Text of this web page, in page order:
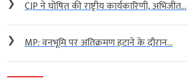
❯ CJP ने घोषित की राष्ट्रीय कार्यकारिणी, अभिजीत...
❯ MP: वनभूमि पर अतिक्रमण हटाने के दौरान...